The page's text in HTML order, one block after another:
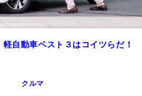
自動車ベスト３はコイツらだ！
クルマ